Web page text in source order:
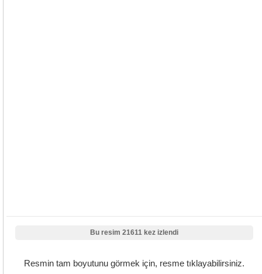
Bu resim 21611 kez izlendi
Resmin tam boyutunu görmek için, resme tıklayabilirsiniz.